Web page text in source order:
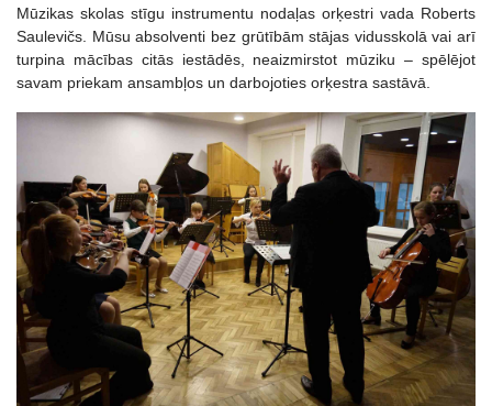
Mūzikas skolas stīgu instrumentu nodaļas orķestri vada Roberts
Saulevičs. Mūsu absolventi bez grūtībām stājas vidusskolā vai arī
turpina mācības citās iestādēs, neaizmirstot mūziku – spēlējot
savam priekam ansambļos un darbojoties orķestra sastāvā.